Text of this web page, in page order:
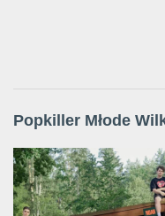
Popkiller Młode